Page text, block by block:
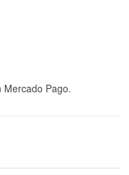
Mercado Pago.